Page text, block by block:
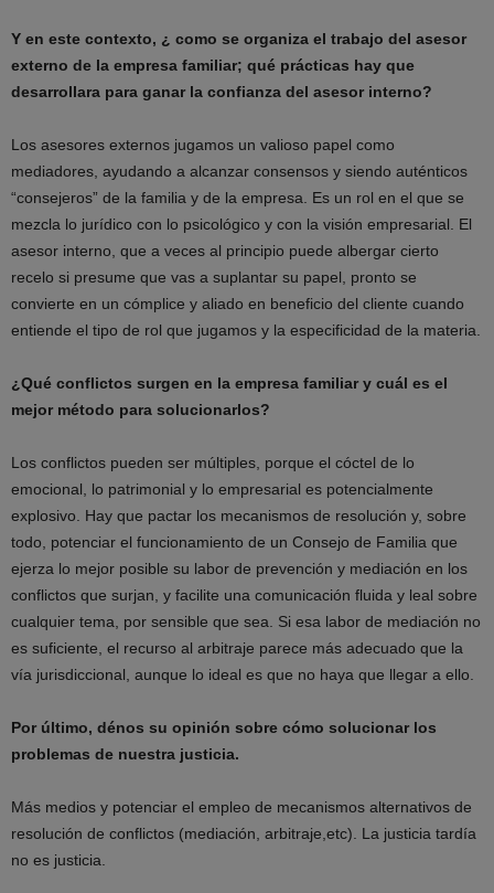
Y en este contexto, ¿ como se organiza el trabajo del asesor
externo de la empresa familiar; qué prácticas hay que
desarrollara para ganar la confianza del asesor interno?
Los asesores externos jugamos un valioso papel como
mediadores, ayudando a alcanzar consensos y siendo auténticos
“consejeros” de la familia y de la empresa. Es un rol en el que se
mezcla lo jurídico con lo psicológico y con la visión empresarial. El
asesor interno, que a veces al principio puede albergar cierto
recelo si presume que vas a suplantar su papel, pronto se
convierte en un cómplice y aliado en beneficio del cliente cuando
entiende el tipo de rol que jugamos y la especificidad de la materia.
¿Qué conflictos surgen en la empresa familiar y cuál es el
mejor método para solucionarlos?
Los conflictos pueden ser múltiples, porque el cóctel de lo
emocional, lo patrimonial y lo empresarial es potencialmente
explosivo. Hay que pactar los mecanismos de resolución y, sobre
todo, potenciar el funcionamiento de un Consejo de Familia que
ejerza lo mejor posible su labor de prevención y mediación en los
conflictos que surjan, y facilite una comunicación fluida y leal sobre
cualquier tema, por sensible que sea. Si esa labor de mediación no
es suficiente, el recurso al arbitraje parece más adecuado que la
vía jurisdiccional, aunque lo ideal es que no haya que llegar a ello.
Por último, dénos su opinión sobre cómo solucionar los
problemas de nuestra justicia.
Más medios y potenciar el empleo de mecanismos alternativos de
resolución de conflictos (mediación, arbitraje,etc). La justicia tardía
no es justicia.